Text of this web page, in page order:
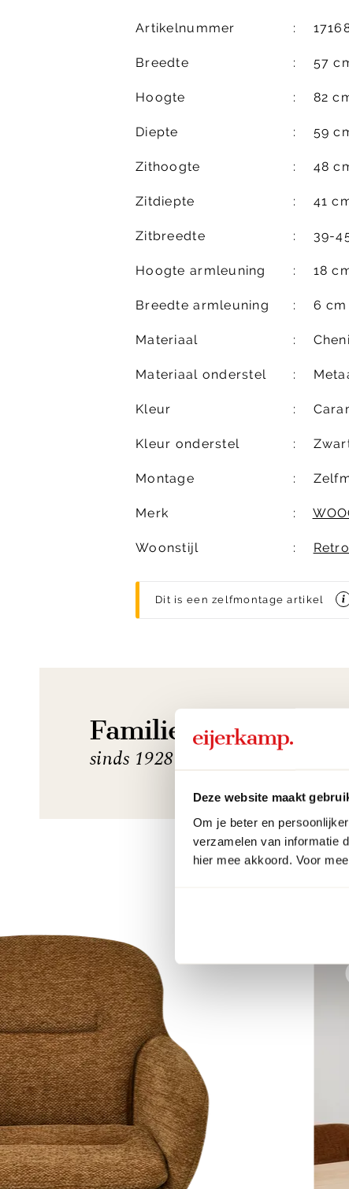
Deze website maakt
Om je beter en
verzamelen van informatie
hier mee akkoord. Voor
Artikelnummer
Breedte 57
Hoogte 82
Diepte 59
Zithoogte 48
Zitdiepte 41
Zitbreedte 39-
Hoogte armleuning 18
Breedte armleuning 6 cm
Materiaal
Materiaal onderstel
Kleur
Kleur onderstel
Montage
Merk
Woonstijl Retro
Dit is een zelfmontage artikel
Familiebedrijf
sinds 1928